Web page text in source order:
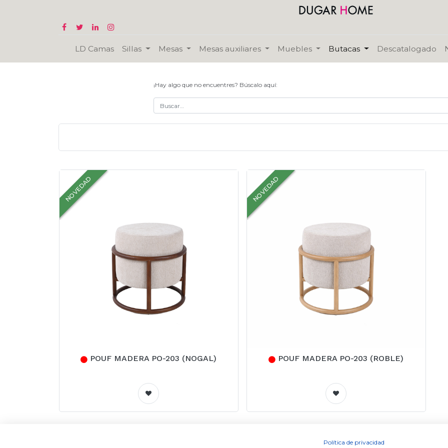
LD Camas Sillas Mesas Mesas auxiliares Muebles Butacas Descatalogado
¡Hay algo que no encuentres? Búscalo aquí:
NOVEDAD
POUF MADERA PO-203 (NOGAL)
NOVEDAD
POUF MADERA PO-203 (ROBLE)
Política de privacidad